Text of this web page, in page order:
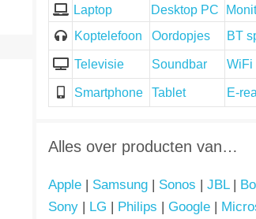
Laptop Desktop PC
Koptelefoon
Oordopjes BT
Televisie Soundbar WiFi
Smartphone Tablet E-
Alles over producten van…
Apple | Samsung | Sonos | JBL|
Sony | LG | Philips | Google |